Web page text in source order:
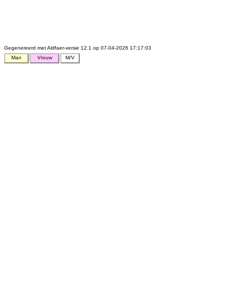
Gegenereerd met Aldfaer-versie 12.1 op 07-04-2026 17:17:03
Man
Vrouw M/V